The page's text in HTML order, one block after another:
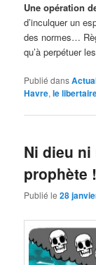
Une opération
d’inculquer un
des normes…
qu’à perpétuer
Publié dans
Havre,le
Ni dieu
prophète !
Publié le28